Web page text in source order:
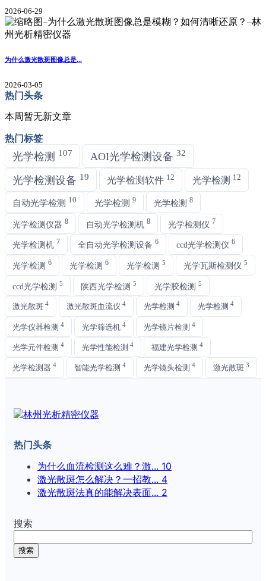
2026-06-29
为什么激光散斑图像总是...
2026-03-05
热门头条
本周暂无新文章
热门标签
光学检测 107 AOI光学检测设备 32
光学检测设备 19 光学检测软件 12 光学检测 12
自动光学检测 10 光学检测 9 光学检测 8
光学检测仪器 8 自动光学检测机 8 光学检测仪 7
光学检测机 7 全自动光学检测设备 6 ccd光学检测仪 6
光学检测 6 光学检测 6 光学检测 5 光学瓦斯检测仪 5
ccd光学检测 5 陕西光学检测 5 光学胶检测 5
激光散斑 4 激光散斑血流仪 4 光学检测 4 光学检测 4
光学仪器检测 4 光学筛选机 4 光学镜片检测 4
光学元件检测 4 光学性能检测 4 福建光学检测 4
光学检测器 4 智能光学检测 4 光学镜头检测 4 激光散斑 3
热门头条
为什么血流检测这么难？激... 10
激光散斑怎么解决？一招教... 4
激光散斑法真的能解决表面... 2
搜索
搜索